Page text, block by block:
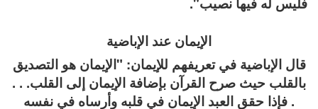
الإيمان عند الإباضية
قال الإباضية في تعريفهم للإيمان: "الإيمان هو التصديق
بالقلب حيث صرح القرآن بإضافة الإيمان إلى القلب. . .
. فإذا حقق العبد الإيمان في قلبه وأرساه في نفسه